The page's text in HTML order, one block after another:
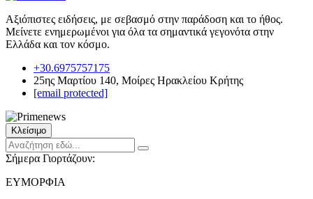
Αξιόπιστες ειδήσεις, με σεβασμό στην παράδοση και το ήθος.
Μείνετε ενημερωμένοι για όλα τα σημαντικά γεγονότα στην
Ελλάδα και τον κόσμο.
+30.6975757175
25ης Μαρτίου 140, Μοίρες Ηρακλείου Κρήτης
[email protected]
Κλείσιμο
Σήμερα Γιορτάζουν:
ΕΥΜΟΡΦΙΑ